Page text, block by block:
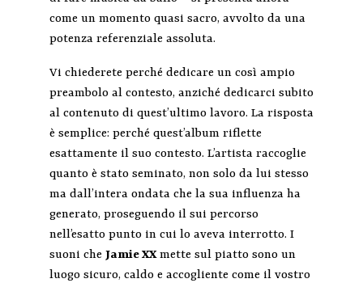
come un momento quasi sacro, avvolto da una
potenza referenziale assoluta.
Vi chiederete perché dedicare un così ampio
preambolo al contesto, anziché dedicarci subito
al contenuto di quest’ultimo lavoro. La risposta
è semplice: perché quest’album riflette
esattamente il suo contesto. L’artista raccoglie
quanto è stato seminato, non solo da lui stesso
ma dall’intera ondata che la sua influenza ha
generato, proseguendo il sui percorso
nell’esatto punto in cui lo aveva interrotto. I
suoni che Jamie XXmette sul piatto sono un
luogo sicuro, caldo e accogliente come il vostro